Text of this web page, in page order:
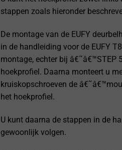
stappen zoals hieronder
De montage van de EUFY
in de handleiding voor de EUFY
montage, echter bij â€˜â€™STEP
hoekprofiel. Daarna monteert u
kruiskopschroeven de
het hoekprofiel.
U kunt daarna de stappen in de
gewoonlijk volgen.